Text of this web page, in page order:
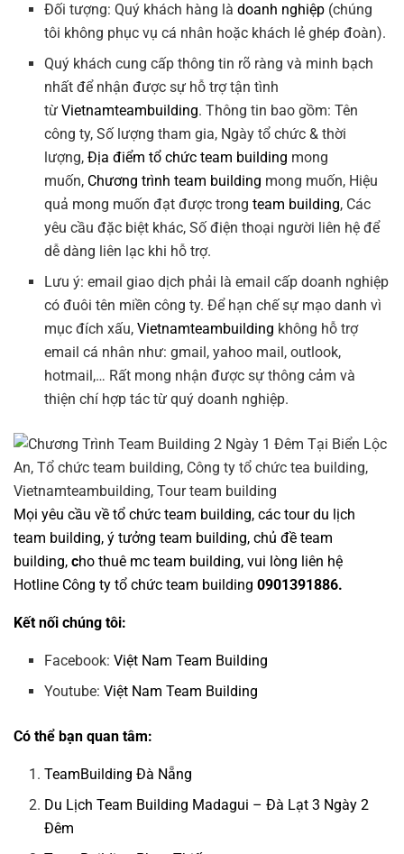
Đối tượng: Quý khách hàng làdoanh nghiệp (chúng
tôi không phục vụ cá nhân hoặc khách lẻ ghép đoàn).
Quý khách cung cấp thông tin rõ ràng và minh bạch
nhất để nhận được sự hỗ trợ tận tình
từVietnamteambuilding. Thông tin bao gồm: Tên
công ty, Số lượng tham gia, Ngày tổ chức & thời
lượng,Địa điểm tổ chức team building mong
muốn, Chương trình team building mong muốn, Hiệu
quả mong muốn đạt được trongteam building, Các
yêu cầu đặc biệt khác, Số điện thoại người liên hệ để
dễ dàng liên lạc khi hỗ trợ.
Lưu ý: email giao dịch phải là email cấp doanh nghiệp
có đuôi tên miền công ty. Để hạn chế sự mạo danh vì
mục đích xấu,Vietnamteambuilding không hỗ trợ
email cá nhân như: gmail, yahoo mail, outlook,
hotmail,… Rất mong nhận được sự thông cảm và
thiện chí hợp tác từ quý doanh nghiệp.
Mọi yêu cầu về tổ chức team building, các tourdu lịch
team building, ý tưởng team building, chủ đề team
building, cho thuê mc team building, vui lòng liên hệ
Hotline Công ty tổ chức team building 0901391886.
Kết nối chúng tôi:
Facebook:Việt Nam Team Building
Youtube:Việt Nam Team Building
Có thể bạn quan tâm:
TeamBuilding Đà Nẵng
Du Lịch Team Building Madagui – Đà Lạt 3 Ngày 2
Đêm